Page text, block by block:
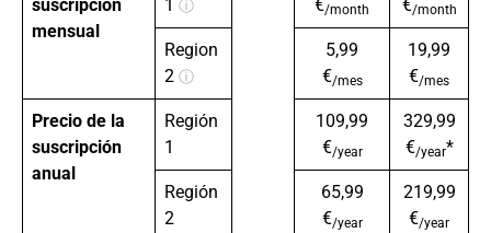
suscripción
mensual
1 ⓘ
€/month
€/month
Region
2 ⓘ
5,99
€/mes
19,99
€/mes
Precio de la
suscripción
anual
Región
1
109,99
€/year
329,99
€/year*
Región
2
65,99
€/year
219,99
€/year